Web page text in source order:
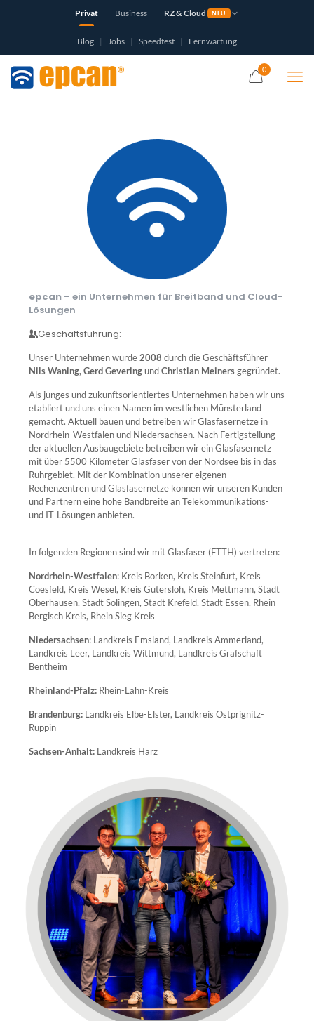
Privat Business RZ & Cloud NEU
Blog | Jobs | Speedtest | Fernwartung
0
epcan – ein Unternehmen für Breitband und Cloud-
Lösungen
Geschäftsführung:
Unser Unternehmen wurde 2008 durch die Geschäftsführer
Nils Waning, Gerd GeveringundChristian Meinersgegründet.
Als junges und zukunftsorientiertes Unternehmen haben wir uns
etabliert und uns einen Namen im westlichen Münsterland
gemacht. Aktuell bauen und betreiben wir Glasfasernetze in
Nordrhein-Westfalen und Niedersachsen. Nach Fertigstellung
der aktuellen Ausbaugebiete betreiben wir ein Glasfasernetz
mit über 5500 Kilometer Glasfaser von der Nordsee bis in das
Ruhrgebiet. Mit der Kombination unserer eigenen
Rechenzentren und Glasfasernetze können wir unseren Kunden
und Partnern eine hohe Bandbreite an Telekommunikations-
und IT-Lösungen anbieten.
In folgenden Regionen sind wir mit Glasfaser (FTTH) vertreten:
Nordrhein-Westfalen: Kreis Borken, Kreis Steinfurt, Kreis
Coesfeld, Kreis Wesel, Kreis Gütersloh, Kreis Mettmann, Stadt
Oberhausen, Stadt Solingen, Stadt Krefeld, Stadt Essen, Rhein
Bergisch Kreis, Rhein Sieg Kreis
Niedersachsen: Landkreis Emsland, Landkreis Ammerland,
Landkreis Leer, Landkreis Wittmund, Landkreis Grafschaft
Bentheim
Rheinland-Pfalz:Rhein-Lahn-Kreis
Brandenburg:Landkreis Elbe-Elster, Landkreis Ostprignitz-
Ruppin
Sachsen-Anhalt:Landkreis Harz